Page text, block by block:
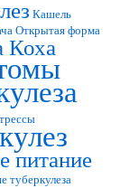
Кашель
Открытая форма
Коха
питание
туберкулеза